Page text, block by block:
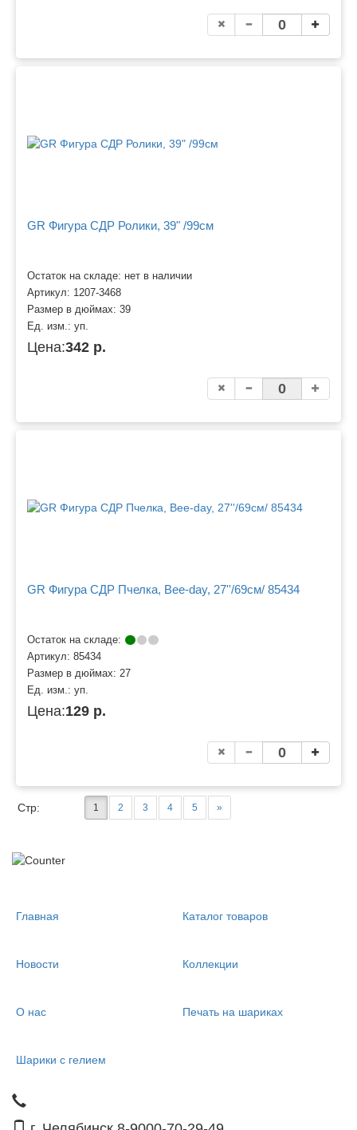
GR Фигура СДР Ролики, 39" /99см
Остаток на складе: нет в наличии
Артикул: 1207-3468
Размер в дюймах: 39
Ед. изм.: уп.
Цена:342 р.
GR Фигура СДР Пчелка, Bee-day, 27''/69см/ 85434
Остаток на складе:
Артикул: 85434
Размер в дюймах: 27
Ед. изм.: уп.
Цена:129 р.
Стр: 1 2 3 4 5 »
Главная Каталог товаров
Новости Коллекции
О нас Печать на шариках
Шарики с гелием